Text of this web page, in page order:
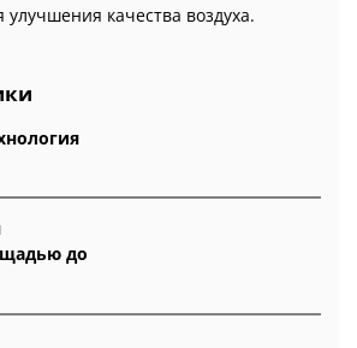
улучшения качества воздуха.
до